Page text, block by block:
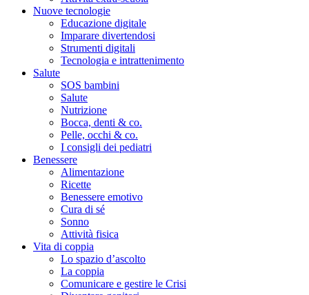
Nuove tecnologie
Educazione digitale
Imparare divertendosi
Strumenti digitali
Tecnologia e intrattenimento
Salute
SOS bambini
Salute
Nutrizione
Bocca, denti & co.
Pelle, occhi & co.
I consigli dei pediatri
Benessere
Alimentazione
Ricette
Benessere emotivo
Cura di sé
Sonno
Attività fisica
Vita di coppia
Lo spazio d’ascolto
La coppia
Comunicare e gestire le Crisi